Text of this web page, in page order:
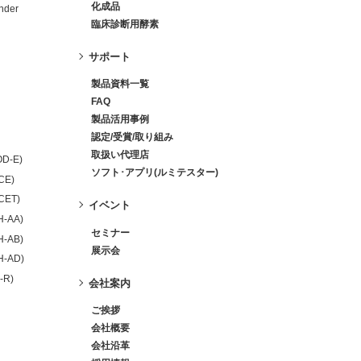
E)
AA)
AB)
AD)
R)
化成品
臨床診断用酵素
サポート
製品資料一覧
FAQ
製品活用事例
認定/受賞/取り組み
取扱い代理店
ソフト･アプリ(ルミテスター)
イベント
セミナー
展示会
会社案内
ご挨拶
会社概要
会社沿革